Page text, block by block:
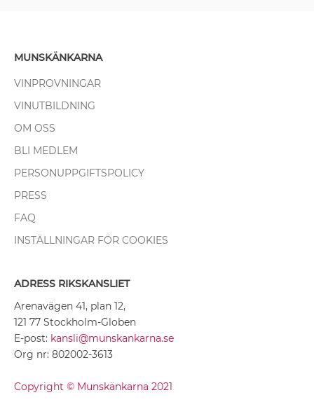
MUNSKÄNKARNA
VINPROVNINGAR
VINUTBILDNING
OM OSS
BLI MEDLEM
PERSONUPPGIFTSPOLICY
PRESS
FAQ
INSTÄLLNINGAR FÖR COOKIES
ADRESS RIKSKANSLIET
Arenavägen 41, plan 12,
121 77 Stockholm-Globen
E-post: kansli@munskankarna.se
Org nr: 802002-3613
Copyright © Munskänkarna 2021